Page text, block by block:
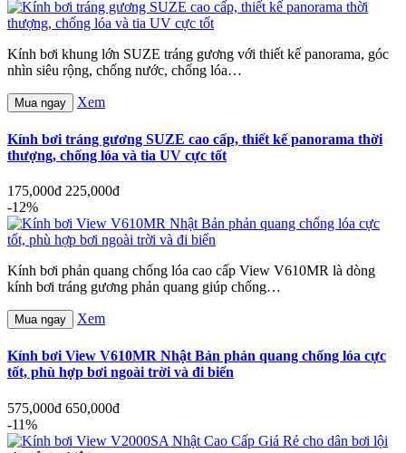
Kính bơi khung lớn SUZE tráng gương với thiết kế panorama, góc
nhìn siêu rộng, chống nước, chống lóa…
Mua ngay Xem
Kính bơi tráng gương SUZE cao cấp, thiết kế panorama thời
thượng, chống lóa và tia UV cực tốt
175,000đ 225,000đ
-12%
Kính bơi phản quang chống lóa cao cấp View V610MR là dòng
kính bơi tráng gương phản quang giúp chống…
Mua ngay Xem
Kính bơi View V610MR Nhật Bản phản quang chống lóa cực
tốt, phù hợp bơi ngoài trời và đi biển
575,000đ 650,000đ
-11%